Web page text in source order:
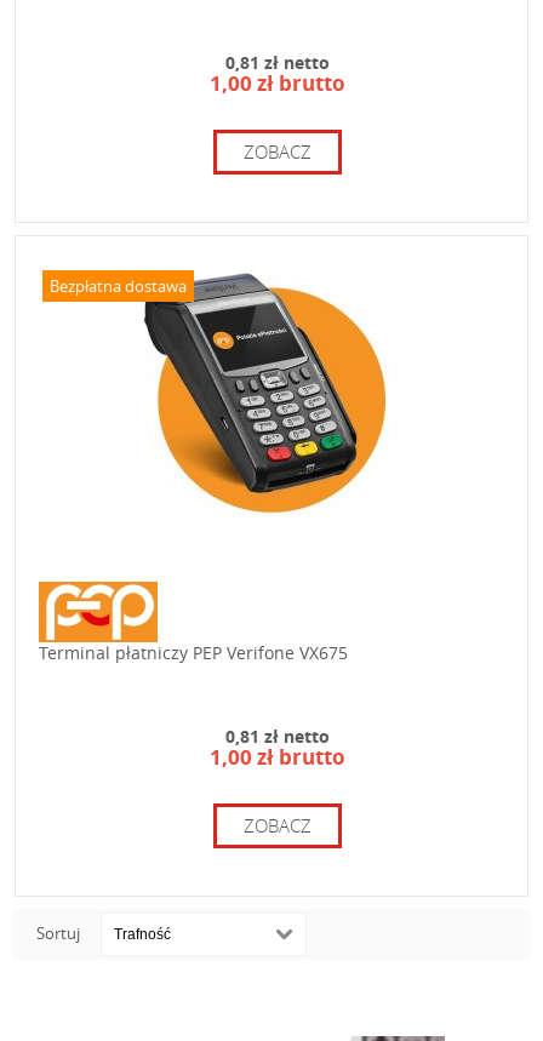
0,81 zł netto
1,00 zł brutto
ZOBACZ
Bezpłatna dostawa
Terminal płatniczy PEP Verifone VX675
0,81 zł netto
1,00 zł brutto
ZOBACZ
Sortuj